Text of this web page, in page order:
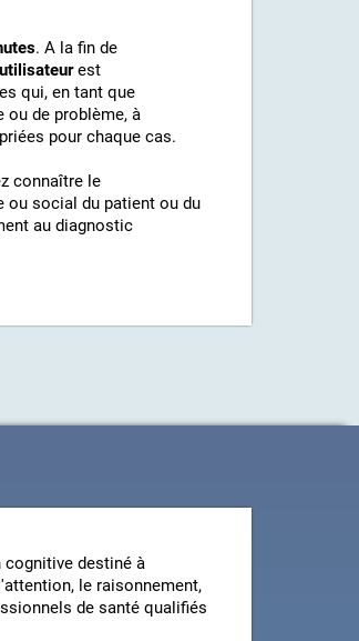
. A la fin de
est
qui, en tant que
ou de problème, à
pour chaque cas.
connaître le
ou social du patient ou du
au diagnostic
cognitive destiné à
le raisonnement,
de santé qualifiés